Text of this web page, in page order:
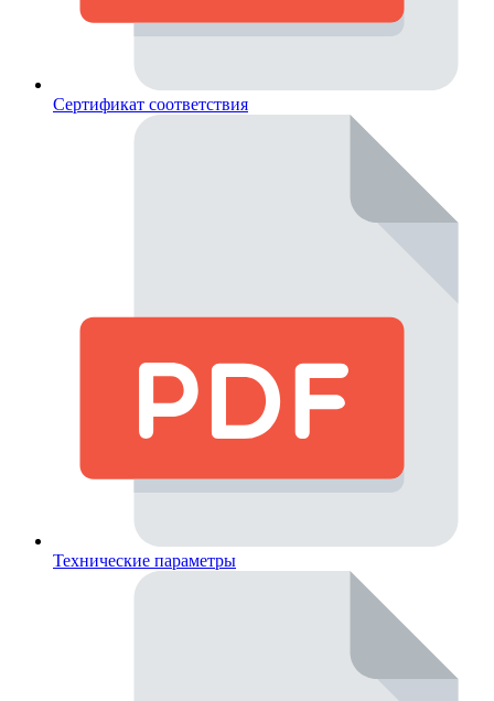
Сертификат соответствия
Технические параметры